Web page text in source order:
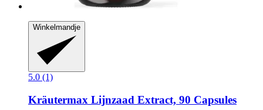
Winkelmandje
5.0 (1)
Kräutermax Lijnzaad Extract, 90 Capsules